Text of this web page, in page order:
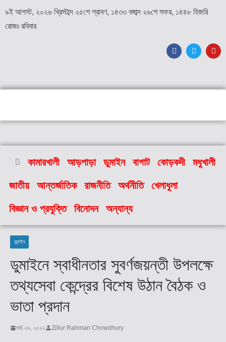
৯ই আগস্ট, ২০২৬ খ্রিস্টাব্দ ২৫শে শ্রাবণ, ১৪৩৩ বঙ্গাব্দ ২৬শে সফর, ১৪৪৮ হিজরি
রোজঃ রবিবার
কামারখালী আড়পাড়া ডুমাইন বাগাট কোড়কদী মধুখালী
জাতীয় আন্তর্জাতিক রাজনীতি অর্থনীতি খেলাধুলা
বিজ্ঞান ও প্রযুক্তি বিনোদন অন্যান্য
ডুমাইন
ডুমাইনে স্বাধীনতার সুবর্ণজয়ন্তী উপলক্ষে
তথ্যসেবা কেন্দ্রের বিশেষ উঠান বৈঠক ও
ভাতা প্রদান
মার্চ ২৯, ২০২২ Zillur Rahman Chowdhury